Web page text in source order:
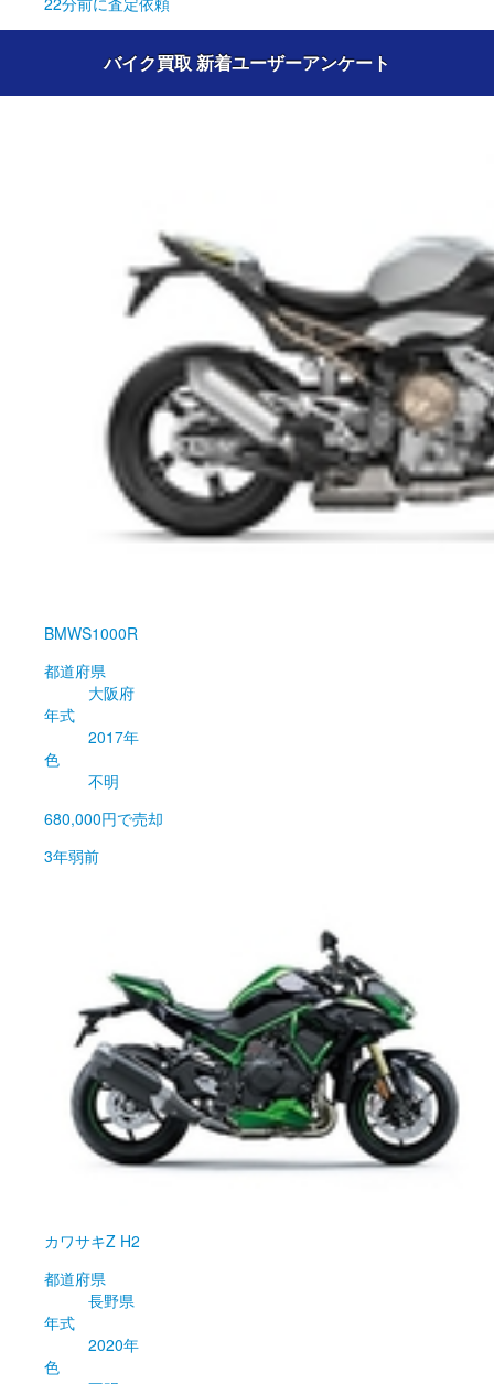
バイク買取 新着ユーザーアンケート
BMWS1000R
都道府県
大阪府
年式
2017年
色
不明
680,000円で売却
3年弱前
カワサキZ H2
都道府県
長野県
年式
2020年
色